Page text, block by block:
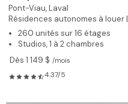
Pont-Viau,Laval
Résidences autonomes à louer |
260 unités sur 16 étages
Studios, 1 à 2 chambres
Dès 1 149 $ /mois
4.37/5